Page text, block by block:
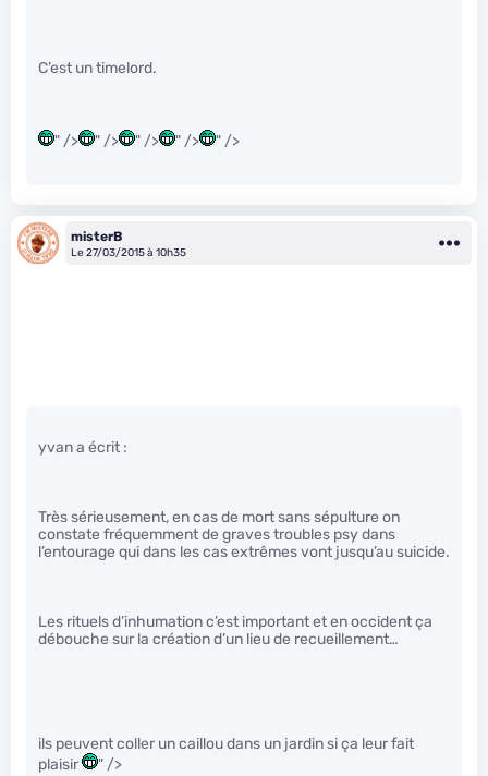
C’est un timelord.
" /> " /> " /> " /> " />
misterB
Le 27/03/2015 à 10h35
yvan a écrit :
Très sérieusement, en cas de mort sans sépulture on
constate fréquemment de graves troubles psy dans
l’entourage qui dans les cas extrêmes vont jusqu’au suicide.
Les rituels d’inhumation c’est important et en occident ça
débouche sur la création d’un lieu de recueillement…
ils peuvent coller un caillou dans un jardin si ça leur fait
plaisir
" />